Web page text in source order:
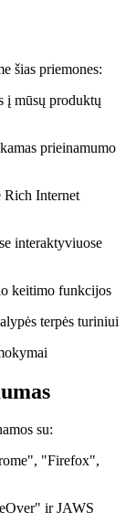
šias priemones:
į mūsų produktų
prieinamumo
Internet
interaktyviuose
keitimo funkcijos
terpės turiniui
su:
"Firefox",
ir JAWS